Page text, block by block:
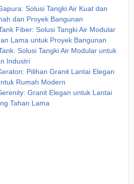
Solusi Tangki Air Kuat dan
dan Proyek Bangunan
Fiber: Solusi Tangki Air Modular
Lama untuk Proyek Bangunan
Solusi Tangki Air Modular untuk
Industri
Pilihan Granit Lantai Elegan
Rumah Modern
Granit Elegan untuk Lantai
Tahan Lama